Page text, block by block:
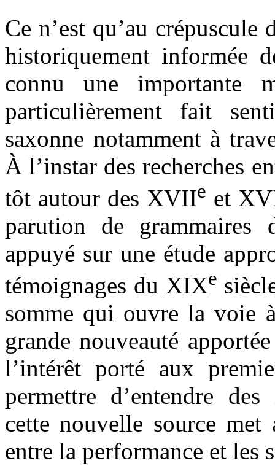
Ce n’est qu’au crépuscule
historiquement informée
connu une importante
particulièrement fait
saxonne notamment à
À l’instar des recherches
tôt autour des XVIIe et
parution de grammaires
appuyé sur une étude
témoignages du XIXe
somme qui ouvre la voie
grande nouveauté
l’intérêt porté aux
permettre d’entendre
cette nouvelle source
entre la performance et les